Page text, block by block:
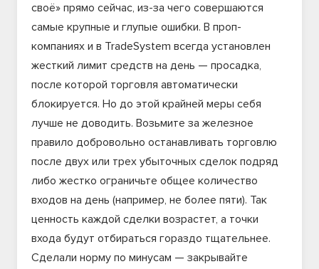
своё» прямо сейчас, из-за чего совершаются
самые крупные и глупые ошибки. В проп-
компаниях и в TradeSystem всегда установлен
жесткий лимит средств на день — просадка,
после которой торговля автоматически
блокируется. Но до этой крайней меры себя
лучше не доводить. Возьмите за железное
правило добровольно останавливать торговлю
после двух или трех убыточных сделок подряд
либо жестко ограничьте общее количество
входов на день (например, не более пяти). Так
ценность каждой сделки возрастет, а точки
входа будут отбираться гораздо тщательнее.
Сделали норму по минусам — закрывайте